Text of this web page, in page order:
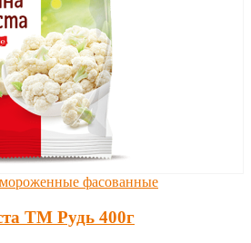
фасованные
ТМ Рудь 400г